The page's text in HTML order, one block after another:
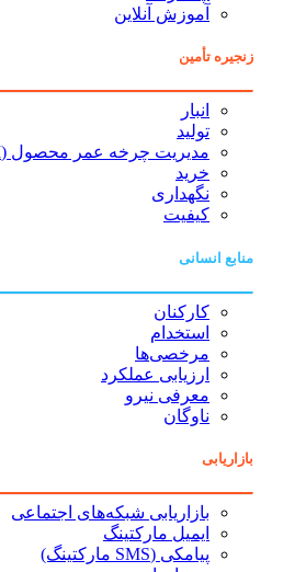
آموزش آنلاین
زنجیره تأمین
انبار
تولید
مدیریت چرخه عمر محصول (PLM)
خرید
نگهداری
کیفیت
منابع انسانی
کارکنان
استخدام
مرخصی‌ها
ارزیابی عملکرد
معرفی نیرو
ناوگان
بازاریابی
بازاریابی شبکه‌های اجتماعی
ایمیل مارکتینگ
پیامکی (SMS مارکتینگ)